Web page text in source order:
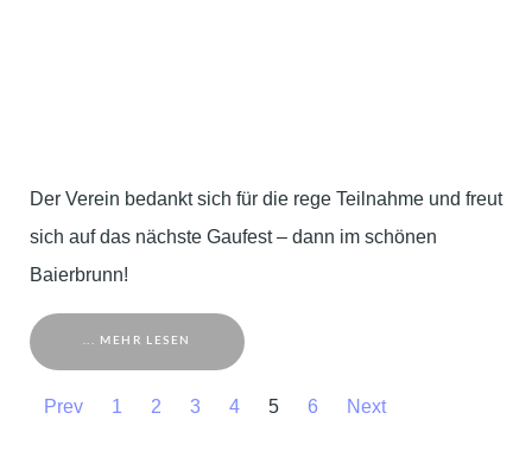
Der Verein bedankt sich für die rege Teilnahme und freut
sich auf das nächste Gaufest – dann im schönen
Baierbrunn!
... MEHR LESEN
Prev 1 2 3 4 5 6 Next